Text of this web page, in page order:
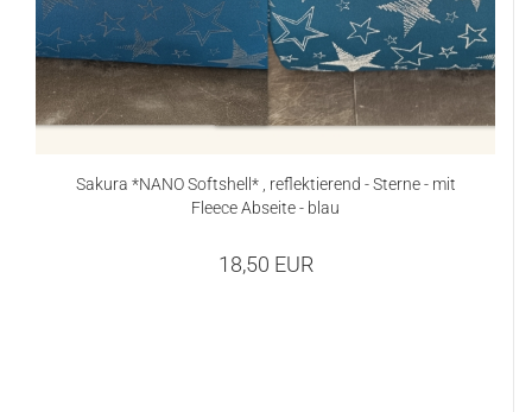
Sakura *NANO Softshell* , reflektierend - Sterne - mit
Fleece Abseite - blau
18,50 EUR